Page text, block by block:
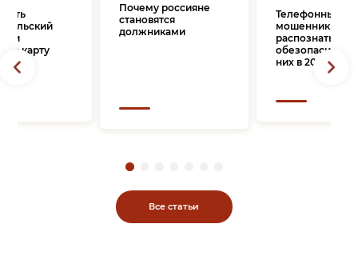
карту
Почему россияне
становятся
должниками
Телефонные
мошенники: как
распознать и
обезопасить
них в 2025 году
Все статьи